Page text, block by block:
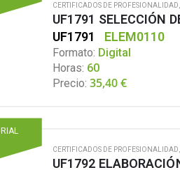
CERTIFICADOS DE PROFESIONALIDAD
UF1791 ELEM0110
Formato: Digital
Horas: 60
Precio: 35,40€
CERTIFICADOS DE PROFESIONALIDAD